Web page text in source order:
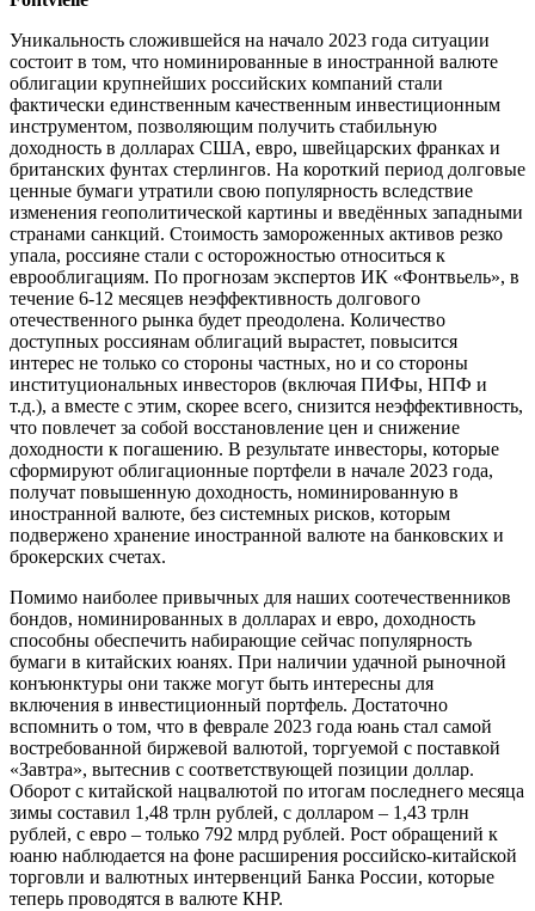
Уникальность сложившейся на начало 2023 года ситуации
состоит в том, что номинированные в иностранной валюте
облигации крупнейших российских компаний стали
фактически единственным качественным инвестиционным
инструментом, позволяющим получить стабильную
доходность в долларах США, евро, швейцарских франках и
британских фунтах стерлингов. На короткий период долговые
ценные бумаги утратили свою популярность вследствие
изменения геополитической картины и введённых западными
странами санкций. Стоимость замороженных активов резко
упала, россияне стали с осторожностью относиться к
еврооблигациям. По прогнозам экспертов ИК «Фонтвьель», в
течение 6-12 месяцев неэффективность долгового
отечественного рынка будет преодолена. Количество
доступных россиянам облигаций вырастет, повысится
интерес не только со стороны частных, но и со стороны
институциональных инвесторов (включая ПИФы, НПФ и
т.д.), а вместе с этим, скорее всего, снизится неэффективность,
что повлечет за собой восстановление цен и снижение
доходности к погашению. В результате инвесторы, которые
сформируют облигационные портфели в начале 2023 года,
получат повышенную доходность, номинированную в
иностранной валюте, без системных рисков, которым
подвержено хранение иностранной валюте на банковских и
брокерских счетах.
Помимо наиболее привычных для наших соотечественников
бондов, номинированных в долларах и евро, доходность
способны обеспечить набирающие сейчас популярность
бумаги в китайских юанях. При наличии удачной рыночной
конъюнктуры они также могут быть интересны для
включения в инвестиционный портфель. Достаточно
вспомнить о том, что в феврале 2023 года юань стал самой
востребованной биржевой валютой, торгуемой с поставкой
«Завтра», вытеснив с соответствующей позиции доллар.
Оборот с китайской нацвалютой по итогам последнего месяца
зимы составил 1,48 трлн рублей, с долларом – 1,43 трлн
рублей, с евро – только 792 млрд рублей. Рост обращений к
юаню наблюдается на фоне расширения российско-китайской
торговли и валютных интервенций Банка России, которые
теперь проводятся в валюте КНР.